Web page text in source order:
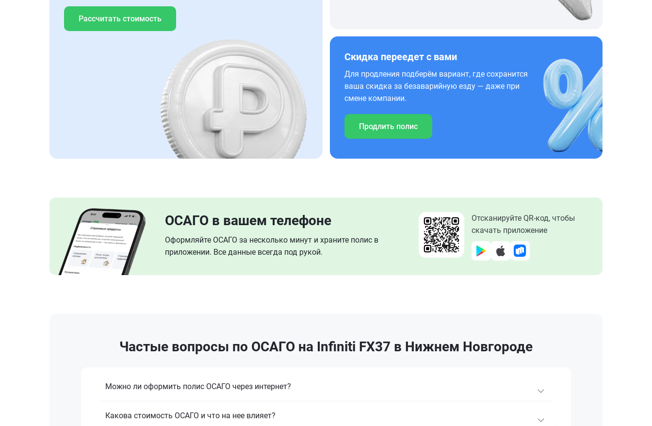
Рассчитать стоимость
Скидка переедет с вами
Для продления подберём вариант, где сохранится
ваша скидка за безаварийную езду — даже при
смене компании.
Продлить полис
ОСАГО в вашем телефоне
Оформляйте ОСАГО за несколько минут и храните полис в
приложении. Все данные всегда под рукой.
Отсканируйте QR-код, чтобы
скачать приложение
Частые вопросы по ОСАГО на Infiniti FX37 в Нижнем Новгороде
Можно ли оформить полис ОСАГО через интернет?
Какова стоимость ОСАГО и что на нее влияет?